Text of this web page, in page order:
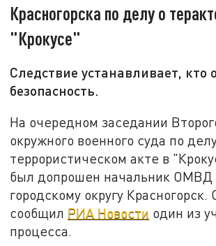
Красногорска по делу о
"Крокусе"
Следствие устанавливает, кто
безопасность.
На очередном заседании
окружного военного суда по
террористическом акте в
был допрошен начальник ОМВД
городскому округу Красногорск.
сообщил РИА Новости один из
процесса.